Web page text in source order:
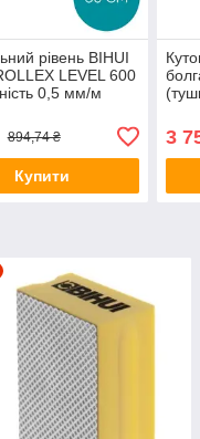
рівень BIHUI
LEVEL 600
0,5 мм/м
894,74 ₴
Купити
хв),
3